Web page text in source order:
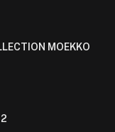
MOEKKO